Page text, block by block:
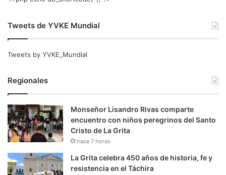
Tweets de YVKE Mundial
Tweets by YVKE_Mundial
Regionales
Monseñor Lisandro Rivas comparte
encuentro con niños peregrinos del Santo
Cristo de La Grita
hace 7 horas
La Grita celebra 450 años de historia, fe y
resistencia en el Táchira